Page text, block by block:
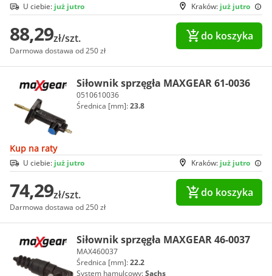
Kraków: już jutro
U ciebie: już jutro
88,29zł/szt.
Darmowa dostawa od 250 zł
do koszyka
Siłownik sprzęgła MAXGEAR 61-0036
0510610036
Średnica [mm]:23.8
Kup na raty
Kraków: już jutro
U ciebie: już jutro
74,29zł/szt.
Darmowa dostawa od 250 zł
do koszyka
Siłownik sprzęgła MAXGEAR 46-0037
MAX460037
Średnica [mm]:22.2
System hamulcowy:Sachs